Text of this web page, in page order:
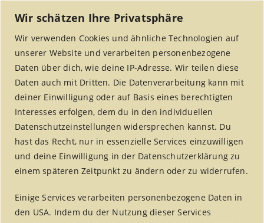
Wir schätzen Ihre Privatsphäre
Wir verwenden Cookies und ähnliche Technologien auf
unserer Website und verarbeiten personenbezogene
Daten über dich, wie deine IP-Adresse. Wir teilen diese
Daten auch mit Dritten. Die Datenverarbeitung kann mit
deiner Einwilligung oder auf Basis eines berechtigten
Interesses erfolgen, dem du in den individuellen
Datenschutzeinstellungen widersprechen kannst. Du
hast das Recht, nur in essenzielle Services einzuwilligen
und deine Einwilligung in der Datenschutzerklärung zu
einem späteren Zeitpunkt zu ändern oder zu widerrufen.
Einige Services verarbeiten personenbezogene Daten in
den USA. Indem du der Nutzung dieser Services
fair handeln aktuell –
Jahrgang 5